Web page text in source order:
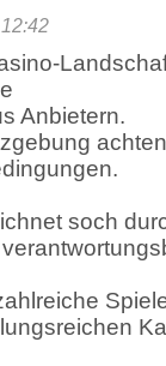
Anbietern.
soch